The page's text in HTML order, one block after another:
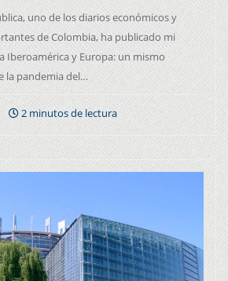
uno de los diarios económicos y
de Colombia, ha publicado mi
Iberoamérica y Europa: un mismo
la pandemia del…
2 minutos de lectura